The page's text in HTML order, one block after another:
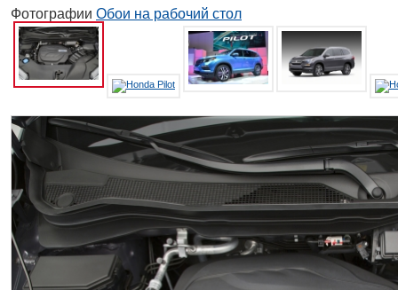
Фотографии Обои на рабочий стол